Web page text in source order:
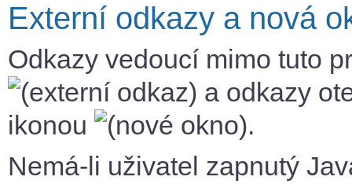
Externí odkazy a nová
Odkazy vedoucí mimo tuto
a odkazy
ikonou
.
Nemá-li uživatel zapnutý